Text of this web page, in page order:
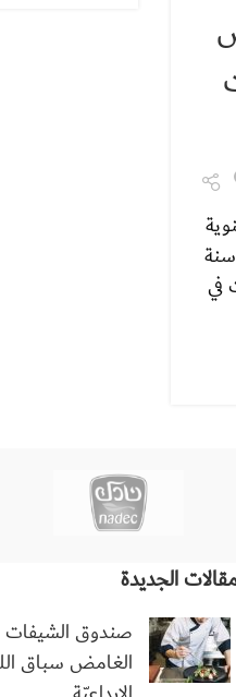
إقامته على مدى (26) سنة
سنوات في
الجديدة
صندوق الشيفات
الغامض سباق